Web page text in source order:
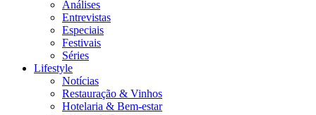
Análises
Entrevistas
Especiais
Festivais
Séries
Lifestyle
Notícias
Restauração & Vinhos
Hotelaria & Bem-estar